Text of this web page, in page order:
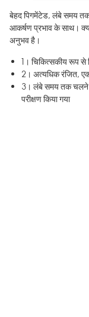
बेहद पिगमेंटेड, लंबे समय तक
आकर्षण प्रभाव के साथ।
अनुभव है।
1। चिकित्सकीय रूप से
2। अत्यधिक रंजित,
3। लंबे समय तक चलने
परीक्षण किया गया